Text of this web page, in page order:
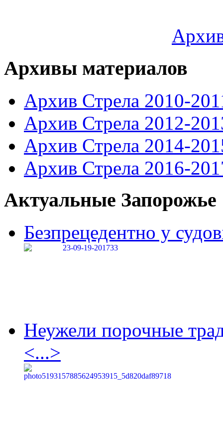
Архивы материалов
Архив Стрела 2010-
Архив Стрела 2012-
Архив Стрела 2014-
Архив Стрела 2016-
Актуальные Запорожье
Безпрецедентно у
Неужели порочные
<...>